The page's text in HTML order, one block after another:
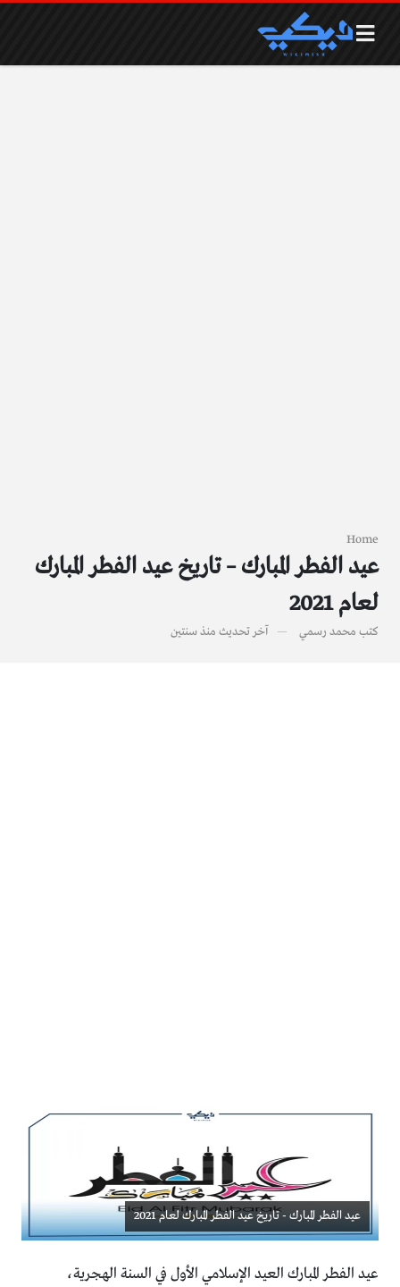
Home
عيد الفطر المبارك – تاريخ عيد الفطر المبارك
لعام 2021
كتب محمد رسمي آخر تحديث منذ سنتين
عيد الفطر المبارك - تاريخ عيد الفطر المبارك لعام 2021
عيد الفطر المبارك العيد الإسلامي الأول في السنة الهجرية،